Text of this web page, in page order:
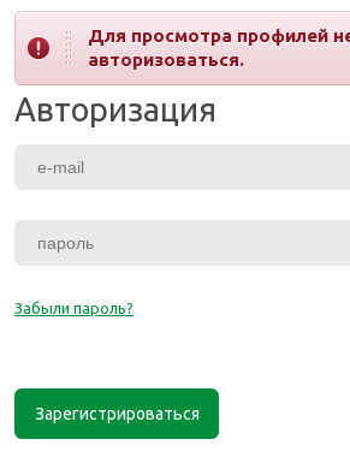
Для просмотра профилей
авторизоваться.
Авторизация
Забыли пароль?
Зарегистрироваться